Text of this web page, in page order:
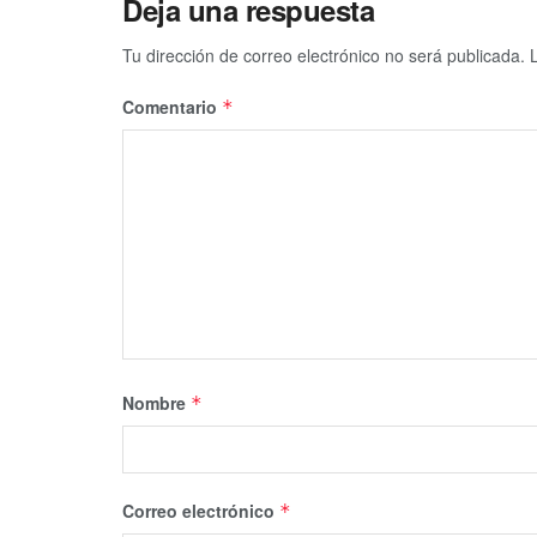
Deja una respuesta
Tu dirección de correo electrónico no será publicada.
Comentario *
Nombre *
Correo electrónico *